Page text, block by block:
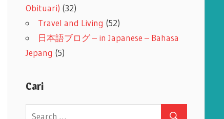
Obituari) (32)
Travel and Living (52)
日本語ブログ – in Japanese – Bahasa
Jepang (5)
Cari